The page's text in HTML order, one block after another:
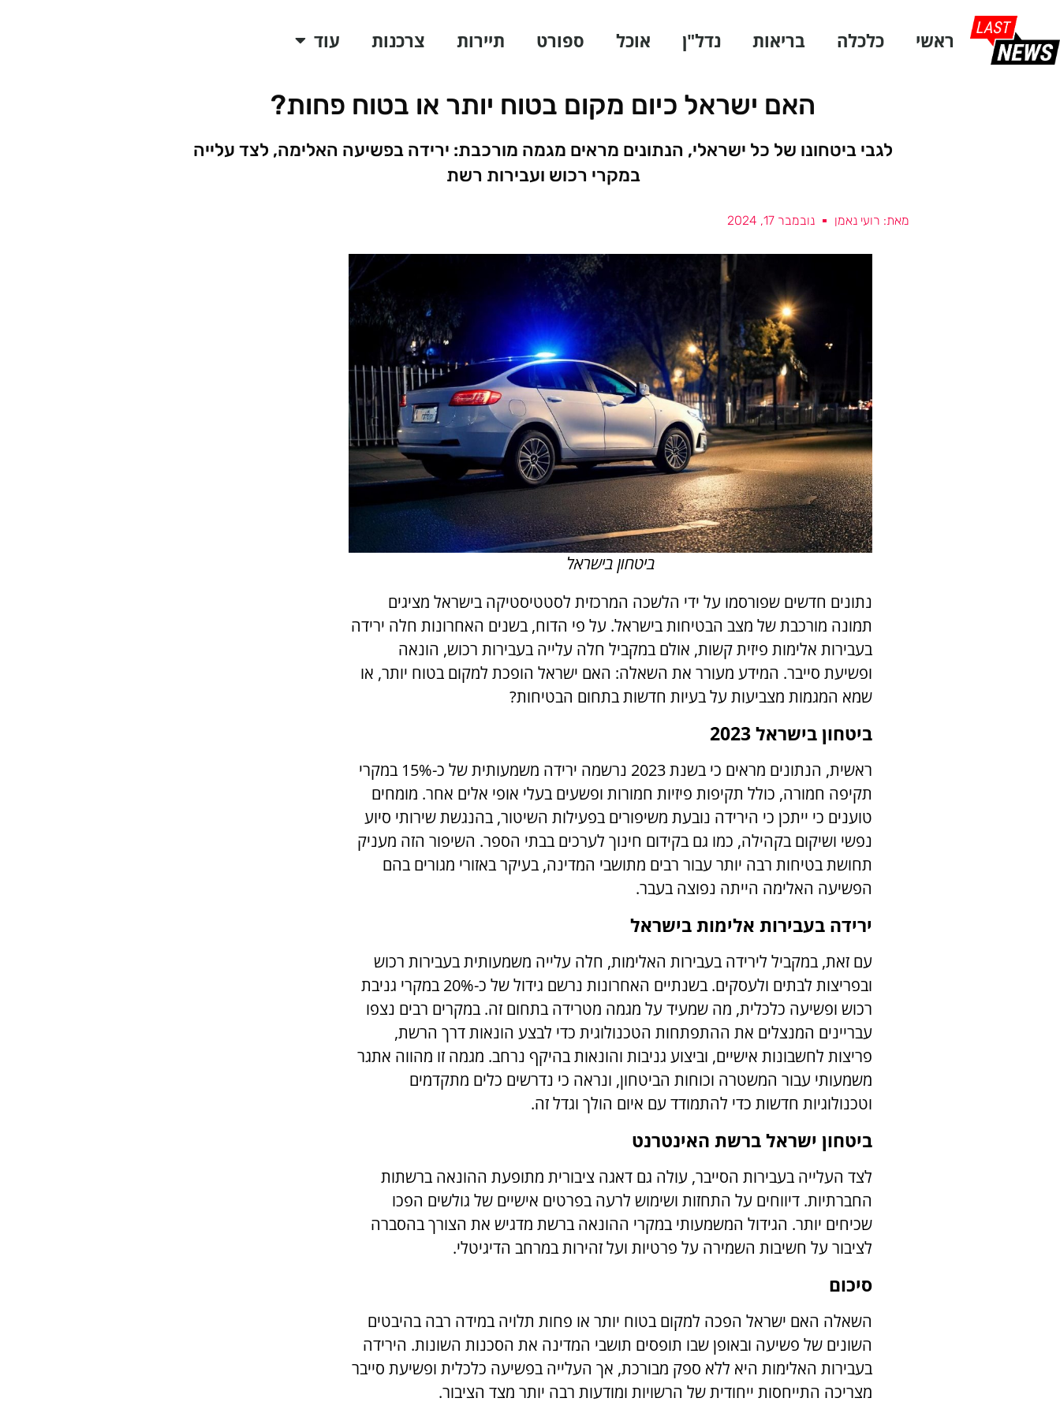
ראשי כלכלה בריאות נדל"ן אוכל ספורט תיירות צרכנות עוד
האם ישראל כיום מקום בטוח יותר או בטוח פחות?
לגבי ביטחונו של כל ישראלי, הנתונים מראים מגמה מורכבת: ירידה בפשיעה האלימה, לצד עלייה
במקרי רכוש ועבירות רשת
מאת: רועי נאמן נובמבר 17, 2024
ביטחון בישראל
נתונים חדשים שפורסמו על ידי הלשכה המרכזית לסטטיסטיקה בישראל מציגים
תמונה מורכבת של מצב הבטיחות בישראל. על פי הדוח, בשנים האחרונות חלה ירידה
בעבירות אלימות פיזית קשות, אולם במקביל חלה עלייה בעבירות רכוש, הונאה
ופשיעת סייבר. המידע מעורר את השאלה: האם ישראל הופכת למקום בטוח יותר, או
שמא המגמות מצביעות על בעיות חדשות בתחום הבטיחות?
ביטחון בישראל 2023
ראשית, הנתונים מראים כי בשנת 2023 נרשמה ירידה משמעותית של כ-15% במקרי
תקיפה חמורה, כולל תקיפות פיזיות חמורות ופשעים בעלי אופי אלים אחר. מומחים
טוענים כי ייתכן כי הירידה נובעת משיפורים בפעילות השיטור, בהנגשת שירותי סיוע
נפשי ושיקום בקהילה, כמו גם בקידום חינוך לערכים בבתי הספר. השיפור הזה מעניק
תחושת בטיחות רבה יותר עבור רבים מתושבי המדינה, בעיקר באזורי מגורים בהם
הפשיעה האלימה הייתה נפוצה בעבר.
ירידה בעבירות אלימות בישראל
עם זאת, במקביל לירידה בעבירות האלימות, חלה עלייה משמעותית בעבירות רכוש
ובפריצות לבתים ולעסקים. בשנתיים האחרונות נרשם גידול של כ-20% במקרי גניבת
רכוש ופשיעה כלכלית, מה שמעיד על מגמה מטרידה בתחום זה. במקרים רבים נצפו
עבריינים המנצלים את ההתפתחות הטכנולוגית כדי לבצע הונאות דרך הרשת,
פריצות לחשבונות אישיים, וביצוע גניבות והונאות בהיקף נרחב. מגמה זו מהווה אתגר
משמעותי עבור המשטרה וכוחות הביטחון, ונראה כי נדרשים כלים מתקדמים
וטכנולוגיות חדשות כדי להתמודד עם איום הולך וגדל זה.
ביטחון ישראל ברשת האינטרנט
לצד העלייה בעבירות הסייבר, עולה גם דאגה ציבורית מתופעת ההונאה ברשתות
החברתיות. דיווחים על התחזות ושימוש לרעה בפרטים אישיים של גולשים הפכו
שכיחים יותר. הגידול המשמעותי במקרי ההונאה ברשת מדגיש את הצורך בהסברה
לציבור על חשיבות השמירה על פרטיות ועל זהירות במרחב הדיגיטלי.
סיכום
השאלה האם ישראל הפכה למקום בטוח יותר או פחות תלויה במידה רבה בהיבטים
השונים של פשיעה ובאופן שבו תופסים תושבי המדינה את הסכנות השונות. הירידה
בעבירות האלימות היא ללא ספק מבורכת, אך העלייה בפשיעה כלכלית ופשיעת סייבר
מצריכה התייחסות ייחודית של הרשויות ומודעות רבה יותר מצד הציבור.